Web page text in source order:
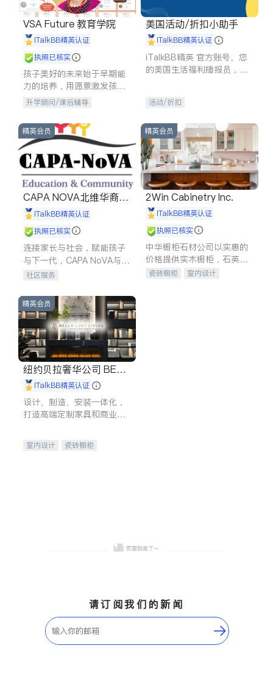
VSA Future 教育学院
iTalkBB精英认证
执照已核实
孩子美好的未来始于早期能
力的培养，用愿景激发孩子
的学习潜力和动力。理念：
石。
升学顾问/课后辅导
美国活动/折扣小助手
iTalkBB精英认证
iTalkBB精英 官方账号。您
的美国生活福利播报员，精
专属福利。
活动/折扣
精英会员
CAPA NOVA北维华裔家
长会iTalkBB精英认证
执照已核实
连接家长与社会，赋能孩子
与下一代，CAPA NoVA与您
携手建设包容、公平、充满
社区服务
精英会员
2Win Cabinetry Inc.
iTalkBB精英认证
执照已核实
中华橱柜石材公司以实惠的
价格提供实木橱柜，石英石
台面，多种优质不锈钢水
瓷砖橱柜
室内设计
精英会员
纽约贝拉奢华公司 BELL
A LUXE
iTalkBB精英认证
设计、制造、安装一体化，
打造高端定制家具和商业空
室内设计
瓷砖橱柜
请订阅我们的新闻